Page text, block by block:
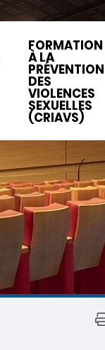
FORMATION
À LA
PRÉVENTION
DES
VIOLENCES
SEXUELLES
(CRIAVS)